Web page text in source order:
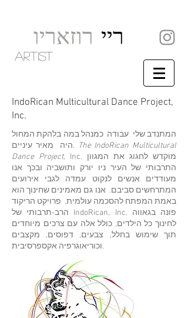
ריי רוזאריו
artist
IndoRican Multicultural Dance Project,
Inc.
המתנדב שלי עבודה כמנהל במה בלהקת המחול
היהמאיר עיניים. The IndoRican Multicultural
Dance Project, Inc. מוקדש לחגוג את המגוון
התרבותי של העיר ניו יורק ותושביה ובכך אנו
מעודדים אנשים לנקוט עמדה לגבי אירועים
המתרחשים סביבם. אנו גם מאמינים שחינוך הוא
באמת המפתח להסכמה עולמית. פרויקט הריקוד
הרב-תרבותי של IndoRican, Inc. פונה בגאווה
לחינוך כל הילדים, כולל אלה עם צרכים מיוחדים
תוך שימוש בחלל, צבעים, דפוסים, מקצבים
וכוריאוגרפיה אקספרסיבית.